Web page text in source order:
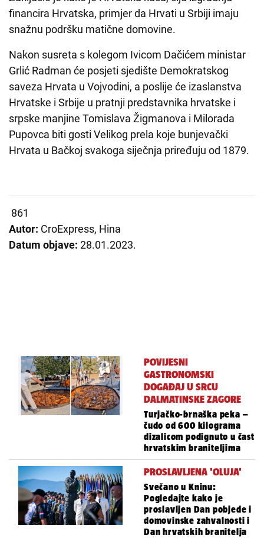
financira Hrvatska, primjer da Hrvati u Srbiji imaju
snažnu podršku matične domovine.
Nakon susreta s kolegom Ivicom Dačićem ministar
Grlić Radman će posjeti sjedište Demokratskog
saveza Hrvata u Vojvodini, a poslije će izaslanstva
Hrvatske i Srbije u pratnji predstavnika hrvatske i
srpske manjine Tomislava Žigmanova i Milorada
Pupovca biti gosti Velikog prela koje bunjevački
Hrvata u Bačkoj svakoga siječnja priređuju od 1879.
861
Autor: CroExpress, Hina
Datum objave: 28.01.2023.
POVIJESNI
GASTRONOMSKI
DOGAĐAJ U SRCU
DALMATINSKE ZAGORE
Turjačko-brnaška peka –
čudo od 600 kilograma
dizalicom podignuto u čast
hrvatskim braniteljima
PROSLAVLJENA 'OLUJA'
Svečano u Kninu:
Pogledajte kako je
proslavljen Dan pobjede i
domovinske zahvalnosti i
Dan hrvatskih branitelja